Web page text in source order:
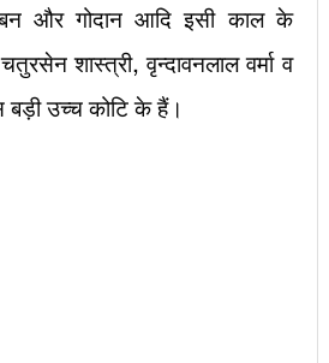
और गोदान आदि इसी काल के
शास्त्री, वृन्दावनलाल वर्मा व
उच्च कोटि के हैं।